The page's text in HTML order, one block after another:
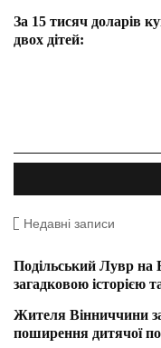
За 15 тисяч доларів
двох дітей:
Недавні записи
Подільський Лувр на
загадковою історією
Жителя Вінниччини
поширення дитячої